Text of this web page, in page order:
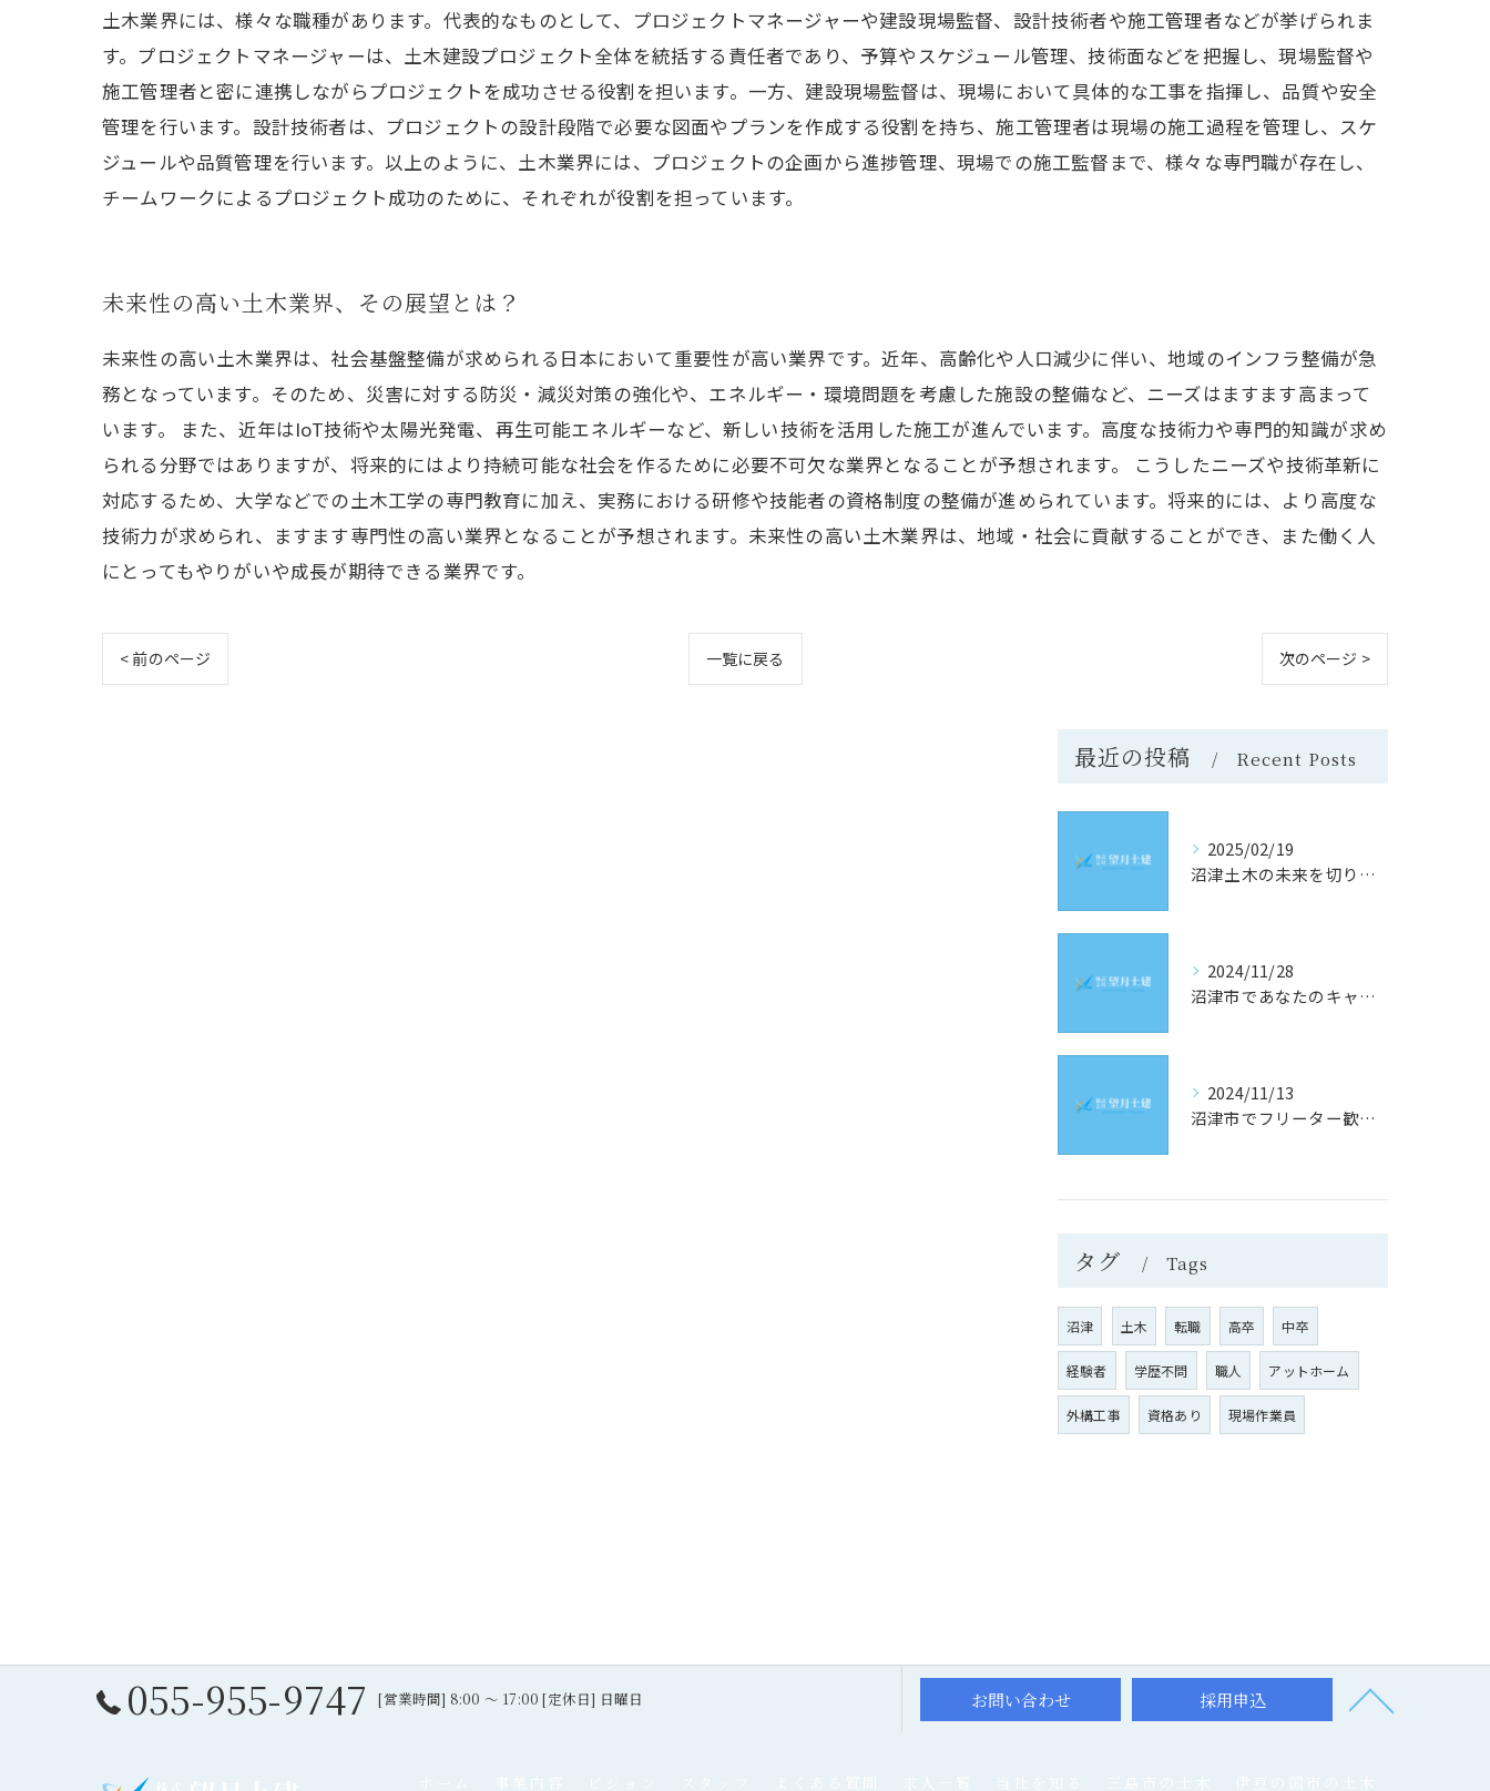
土木業界には、様々な職種があります。代表的なものとして、プロジェクトマネージャーや建設現場監督、設計技術者や施工管理者などが挙げられま
す。プロジェクトマネージャーは、土木建設プロジェクト全体を統括する責任者であり、予算やスケジュール管理、技術面などを把握し、現場監督や
施工管理者と密に連携しながらプロジェクトを成功させる役割を担います。一方、建設現場監督は、現場において具体的な工事を指揮し、品質や安全
管理を行います。設計技術者は、プロジェクトの設計段階で必要な図面やプランを作成する役割を持ち、施工管理者は現場の施工過程を管理し、スケ
ジュールや品質管理を行います。以上のように、土木業界には、プロジェクトの企画から進捗管理、現場での施工監督まで、様々な専門職が存在し、
チームワークによるプロジェクト成功のために、それぞれが役割を担っています。
未来性の高い土木業界、その展望とは？
未来性の高い土木業界は、社会基盤整備が求められる日本において重要性が高い業界です。近年、高齢化や人口減少に伴い、地域のインフラ整備が急
務となっています。そのため、災害に対する防災・減災対策の強化や、エネルギー・環境問題を考慮した施設の整備など、ニーズはますます高まって
います。 また、近年はIoT技術や太陽光発電、再生可能エネルギーなど、新しい技術を活用した施工が進んでいます。高度な技術力や専門的知識が求め
られる分野ではありますが、将来的にはより持続可能な社会を作るために必要不可欠な業界となることが予想されます。 こうしたニーズや技術革新に
対応するため、大学などでの土木工学の専門教育に加え、実務における研修や技能者の資格制度の整備が進められています。将来的には、より高度な
技術力が求められ、ますます専門性の高い業界となることが予想されます。未来性の高い土木業界は、地域・社会に貢献することができ、また働く人
にとってもやりがいや成長が期待できる業界です。
< 前のページ 一覧に戻る 次のページ >
最近の投稿 Recent Posts
2025/02/19
沼津土木の未来を切り開く！静岡県沼津市での求人情報と採用のヒント
2024/11/28
沼津市であなたのキャリアを築く！土木業界の最新求人情報をチェック
2024/11/13
沼津市でフリーター歓迎！理想の土木求人を見つけるための究極ガイド
タグ Tags
沼津 土木 転職 高卒 中卒
経験者 学歴不問 職人 アットホーム
外構工事 資格あり 現場作業員
055-955-9747 [営業時間] 8:00 ～ 17:00 [定休日] 日曜日 お問い合わせ 採用申込